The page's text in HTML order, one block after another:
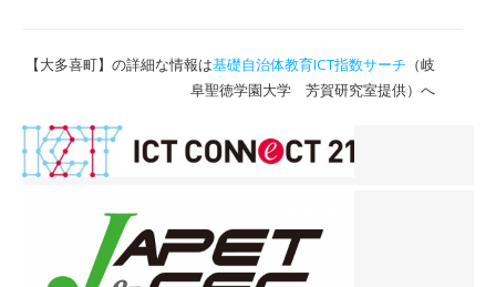
【大多喜町】の詳細な情報は基礎自治体教育ICT指数サーチ （岐
阜聖徳学園大学 芳賀研究室提供）へ